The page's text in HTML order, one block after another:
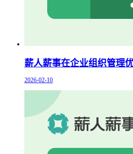
薪人薪事在企业组织管理
2026-02-10